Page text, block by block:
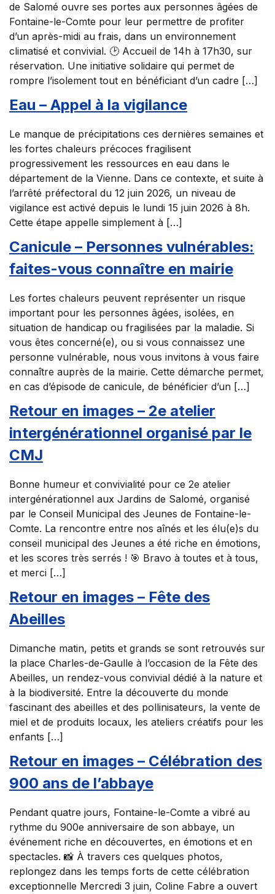
de Salomé ouvre ses portes aux personnes âgées de
Fontaine-le-Comte pour leur permettre de profiter
d’un après-midi au frais, dans un environnement
climatisé et convivial. 🕑 Accueil de 14h à 17h30, sur
réservation. Une initiative solidaire qui permet de
rompre l’isolement tout en bénéficiant d’un cadre […]
Eau – Appel à la vigilance
Le manque de précipitations ces dernières semaines et
les fortes chaleurs précoces fragilisent
progressivement les ressources en eau dans le
département de la Vienne. Dans ce contexte, et suite à
l’arrêté préfectoral du 12 juin 2026, un niveau de
vigilance est activé depuis le lundi 15 juin 2026 à 8h.
Cette étape appelle simplement à […]
Canicule – Personnes vulnérables:
faites-vous connaître en mairie
Les fortes chaleurs peuvent représenter un risque
important pour les personnes âgées, isolées, en
situation de handicap ou fragilisées par la maladie. Si
vous êtes concerné(e), ou si vous connaissez une
personne vulnérable, nous vous invitons à vous faire
connaître auprès de la mairie. Cette démarche permet,
en cas d’épisode de canicule, de bénéficier d’un […]
Retour en images – 2e atelier
intergénérationnel organisé par le
CMJ
Bonne humeur et convivialité pour ce 2e atelier
intergénérationnel aux Jardins de Salomé, organisé
par le Conseil Municipal des Jeunes de Fontaine-le-
Comte. La rencontre entre nos aînés et les élu(e)s du
conseil municipal des Jeunes a été riche en émotions,
et les scores très serrés ! 🎯 Bravo à toutes et à tous,
et merci […]
Retour en images – Fête des
Abeilles
Dimanche matin, petits et grands se sont retrouvés sur
la place Charles-de-Gaulle à l’occasion de la Fête des
Abeilles, un rendez-vous convivial dédié à la nature et
à la biodiversité. Entre la découverte du monde
fascinant des abeilles et des pollinisateurs, la vente de
miel et de produits locaux, les ateliers créatifs pour les
enfants […]
Retour en images – Célébration des
900 ans de l’abbaye
Pendant quatre jours, Fontaine-le-Comte a vibré au
rythme du 900e anniversaire de son abbaye, un
événement riche en découvertes, en émotions et en
spectacles. 📸 À travers ces quelques photos,
replongez dans les temps forts de cette célébration
exceptionnelle Mercredi 3 juin, Coline Fabre a ouvert